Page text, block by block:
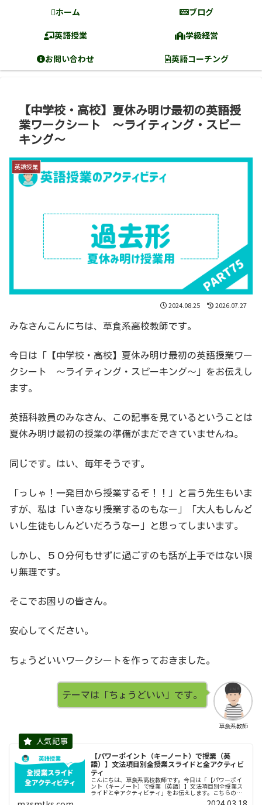
ホーム
ブログ
英語授業
学級経営
お問い合わせ
英語コーチング
【中学校・高校】夏休み明け最初の英語授
業ワークシート 〜ライティング・スピー
キング〜
英語授業
2024.08.25 2026.07.27
みなさんこんにちは、草食系高校教師です。
今日は「【中学校・高校】夏休み明け最初の英語授業ワー
クシート 〜ライティング・スピーキング〜」をお伝えし
ます。
英語科教員のみなさん、この記事を見ているということは
夏休み明け最初の授業の準備がまだできていませんね。
同じです。はい、毎年そうです。
「っしゃ！一発目から授業するぞ！！」と言う先生もいま
すが、私は「いきなり授業するのもなー」「大人もしんど
いし生徒もしんどいだろうなー」と思ってしまいます。
しかし、５０分何もせずに過ごすのも話が上手ではない限
り無理です。
そこでお困りの皆さん。
安心してください。
ちょうどいいワークシートを作っておきました。
草食系教師
テーマは「ちょうどいい」です。
【パワーポイント（キーノート）で授業（英
語）】文法項目別全授業スライドと全アクティビ
ティ
こんにちは、草食系高校教師です。今日は「【パワーポイ
ント（キーノート）で授業（英語）】文法項目別全授業ス
ライドと全アクティビティ」をお伝えします。こちらのペ
ージは、現在（２０２４年３月１８日）までに作成した授